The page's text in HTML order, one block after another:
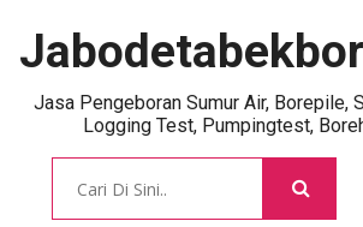
Jasa Pengeboran Sumur Air, Borepile,
Logging Test, Pumpingtest,